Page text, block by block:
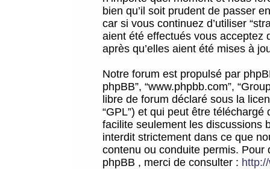
bien qu’il soit prudent de passer
car si vous continuez d’utiliser
aient été effectués vous acceptez
après qu’elles aient été mises à
Notre forum est propulsé par
phpBB”, “www.phpbb.com”,
libre de forum déclaré sous la
“GPL”) et qui peut être téléchargé
facilite seulement les discussions
interdit strictement dans ce que
contenu ou conduite permis.
phpBB , merci de consulter :